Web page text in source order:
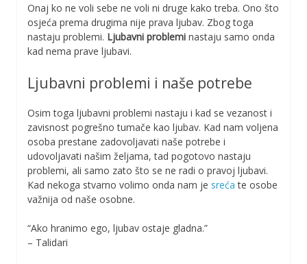
Onaj ko ne voli sebe ne voli ni druge kako treba. Ono što
osjeća prema drugima nije prava ljubav. Zbog toga
nastaju problemi. Ljubavni problemi nastaju samo onda
kad nema prave ljubavi.
Ljubavni problemi i naše potrebe
Osim toga ljubavni problemi nastaju i kad se vezanost i
zavisnost pogrešno tumače kao ljubav. Kad nam voljena
osoba prestane zadovoljavati naše potrebe i
udovoljavati našim željama, tad pogotovo nastaju
problemi, ali samo zato što se ne radi o pravoj ljubavi.
Kad nekoga stvarno volimo onda nam je sreća te osobe
važnija od naše osobne.
“Ako hranimo ego, ljubav ostaje gladna.”
– Talidari